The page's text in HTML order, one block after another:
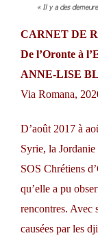
CARNET DE
De l’Oronte à
ANNE-LISE
Via Romana,
D’août 2017 à
Syrie, la Jordanie
SOS Chrétiens
qu’elle a pu
rencontres. Avec
causées par les